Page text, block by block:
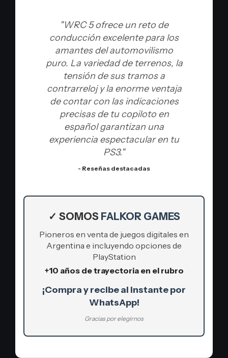
"WRC 5 ofrece un reto de
conducción excelente para los
amantes del automovilismo
puro. La variedad de terrenos, la
tensión de sus tramos a
contrarreloj y la enorme ventaja
de contar con las indicaciones
precisas de tu copiloto en
español garantizan una
experiencia espectacular en tu
PS3."
- Reseñas destacadas
✓ SOMOS FALKOR GAMES
Pioneros en venta de juegos digitales en
Argentina e incluyendo opciones de
PlayStation
+10 años de trayectoria en el rubro
¡Compra y recibe al instante por
WhatsApp!
Gracias por elegirnos